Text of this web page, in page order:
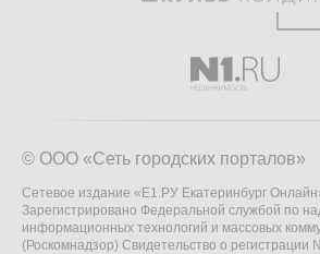
© ООО «Сеть городских порталов»
Сетевое издание «Е1.РУ Екатеринбург
Зарегистрировано Федеральной службой по
информационных технологий и массовых
(Роскомнадзор) Свидетельство о